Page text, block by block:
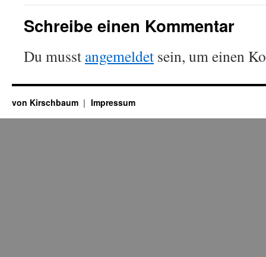
Schreibe einen Kommentar
Du musst angemeldet sein, um einen
von Kirschbaum Impressum